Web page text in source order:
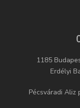
1185
Erdélyi
Pécsváradi Aliz